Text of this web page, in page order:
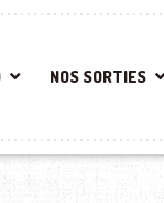
NOS SORTIES